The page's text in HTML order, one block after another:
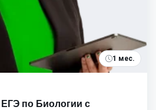
1 мес.
ЕГЭ по Биологии с